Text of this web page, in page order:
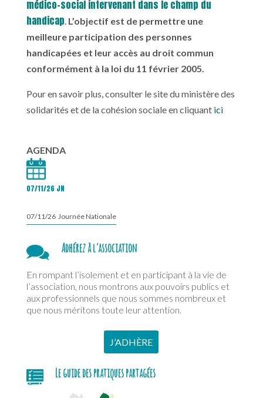
médico-social intervenant dans le champ du
handicap. L’objectif est de permettre une
meilleure participation des personnes
handicapées et leur accès au droit commun
conformément à la loi du 11 février 2005.
Pour en savoir plus, consulter le site du ministère des
solidarités et de la cohésion sociale en cliquant ici
AGENDA
07/11/26 JN
07/11/26 Journée Nationale
Adhérez à l’association
En rompant l’isolement et en participant à la vie de
l’association, nous montrons aux pouvoirs publics et
aux professionnels que nous sommes nombreux et
que nous méritons toute leur attention.
J’ADHÈRE
Le guide des pratiques partagées